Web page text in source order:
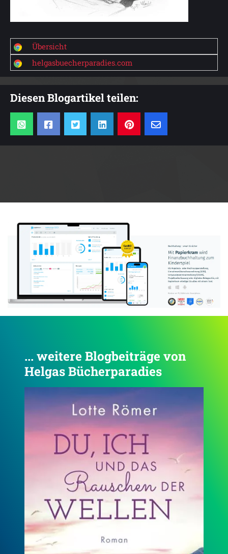
Übersicht
helgasbuecherparadies.com
Diesen Blogartikel teilen:
... weitere Blogbeiträge von
Helgas Bücherparadies